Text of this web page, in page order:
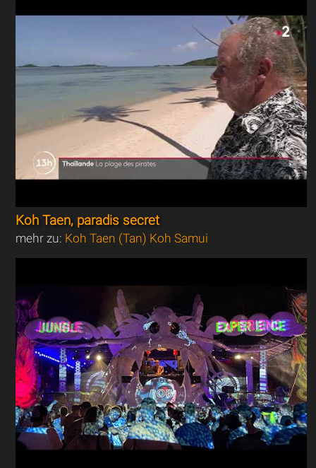
Koh Taen, paradis secret
mehr zu: Koh Taen (Tan) Koh Samui